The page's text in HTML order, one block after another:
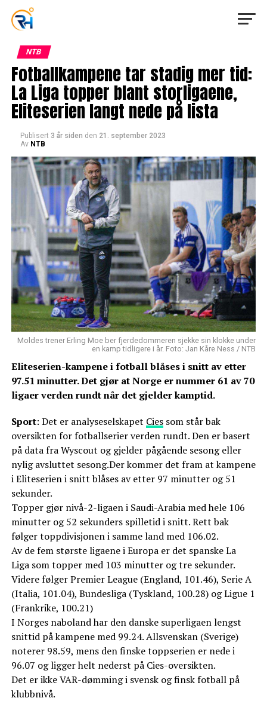
NTB
Fotballkampene tar stadig mer tid:
La Liga topper blant storligaene,
Eliteserien langt nede på lista
Publisert 3 år siden den 21. september 2023
Av NTB
Moldes trener Erling Moe ber fjerdedommeren sjekke sin klokke under
en kamp tidligere i år. Foto: Jan Kåre Ness / NTB
Eliteserien-kampene i fotball blåses i snitt av etter
97.51 minutter. Det gjør at Norge er nummer 61 av 70
ligaer verden rundt når det gjelder kamptid.
Sport: Det er analyseselskapet Ciessom står bak
oversikten for fotballserier verden rundt. Den er basert
på data fra Wyscout og gjelder pågående sesong eller
nylig avsluttet sesong.Der kommer det fram at kampene
i Eliteserien i snitt blåses av etter 97 minutter og 51
sekunder.
Topper gjør nivå-2-ligaen i Saudi-Arabia med hele 106
minutter og 52 sekunders spilletid i snitt. Rett bak
følger toppdivisjonen i samme land med 106.02.
Av de fem største ligaene i Europa er det spanske La
Liga som topper med 103 minutter og tre sekunder.
Videre følger Premier League (England, 101.46), Serie A
(Italia, 101.04), Bundesliga (Tyskland, 100.28) og Ligue 1
(Frankrike, 100.21)
I Norges naboland har den danske superligaen lengst
snittid på kampene med 99.24. Allsvenskan (Sverige)
noterer 98.59, mens den finske toppserien er nede i
96.07 og ligger helt nederst på Cies-oversikten.
Det er ikke VAR-dømming i svensk og finsk fotball på
klubbnivå.